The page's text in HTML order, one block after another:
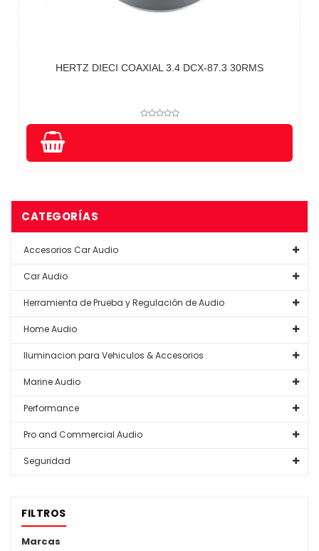
HERTZ DIECI COAXIAL 3.4 DCX-87.3 30RMS
CATEGORÍAS
Accesorios Car Audio
Car Audio
Herramienta de Prueba y Regulación de Audio
Home Audio
Iluminacion para Vehiculos & Accesorios
Marine Audio
Performance
Pro and Commercial Audio
Seguridad
FILTROS
Marcas